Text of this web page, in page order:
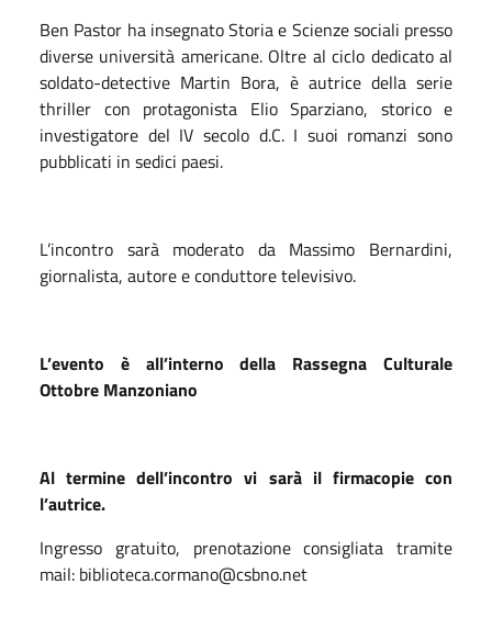
Ben Pastor ha insegnato Storia e Scienze sociali presso
diverse università americane. Oltre al ciclo dedicato al
soldato-detective Martin Bora, è autrice della serie
thriller con protagonista Elio Sparziano, storico e
investigatore del IV secolo d.C. I suoi romanzi sono
pubblicati in sedici paesi.
L’incontro sarà moderato da Massimo Bernardini,
giornalista, autore e conduttore televisivo.
L’evento è all’interno della Rassegna Culturale
Ottobre Manzoniano
Al termine dell’incontro vi sarà il firmacopie con
l’autrice.
Ingresso gratuito, prenotazione consigliata tramite
mail: biblioteca.cormano@csbno.net